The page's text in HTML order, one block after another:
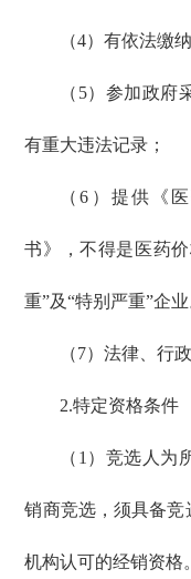
（4）有依法缴
（5）参加政
有重大违法记录；
（6）提供《
书》，不得是医药
重”及“特别严重”企业
（7）法律、行
2.特定资格条件
（1）竞选人
销商竞选，须具备
机构认可的经销资格。